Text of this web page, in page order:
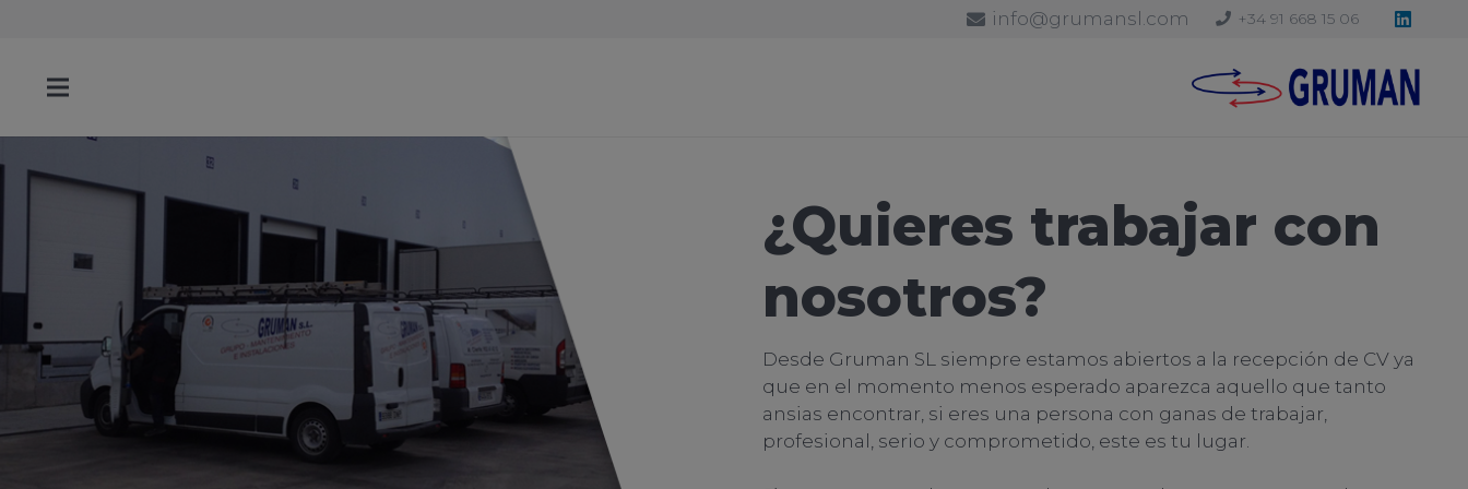
info@grumansl.com +34 91 668 15 06
¿Quieres trabajar con
nosotros?
Desde Gruman SL siempre estamos abiertos a la recepción de CV ya
que en el momento menos esperado aparezca aquello que tanto
ansias encontrar, si eres una persona con ganas de trabajar,
profesional, serio y comprometido, este es tu lugar.